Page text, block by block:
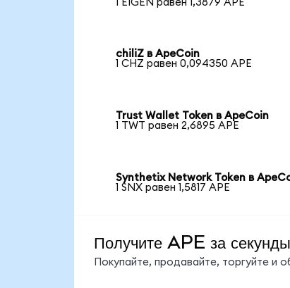
1 EIGEN равен 1,3879 APE
chiliZ в ApeCoin
1 CHZ равен 0,094350 APE
Trust Wallet Token в ApeCoin
1 TWT равен 2,6895 APE
Synthetix Network Token в
1 SNX равен 1,5817 APE
Получите APE за секунды
Покупайте, продавайте, торгуйте и